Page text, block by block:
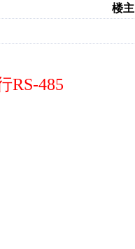
楼主
RS-485